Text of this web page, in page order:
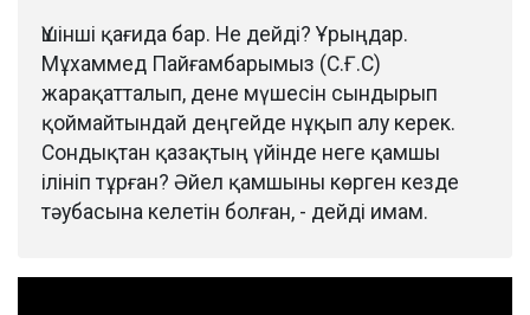
Үшінші қағида бар. Не дейді? Ұрыңдар.
Мұхаммед Пайғамбарымыз (С.Ғ.С)
жарақатталып, дене мүшесін сындырып
қоймайтындай деңгейде нұқып алу керек.
Сондықтан қазақтың үйінде неге қамшы
ілініп тұрған? Әйел қамшыны көрген кезде
тәубасына келетін болған, - дейді имам.